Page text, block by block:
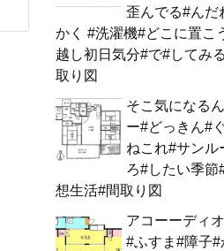
歪んでる#んだ
かく #洗濯機#どこに置こ
越し初日気分#で#してみ
取り図
そこ気になる
ー#どっきん#
ねこれ#サンル
ろ#したい季節
想生活#間取り図
アコーーディ
#ふすま#障子